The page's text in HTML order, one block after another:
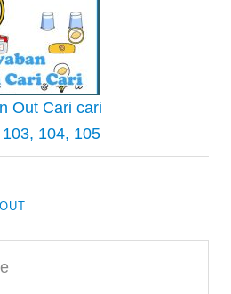
Out Cari cari
104, 105